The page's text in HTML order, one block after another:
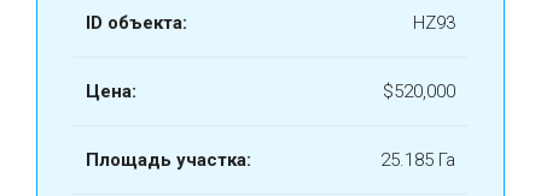
ID объекта: HZ93
Цена: $520,000
Площадь участка: 25.185 Га